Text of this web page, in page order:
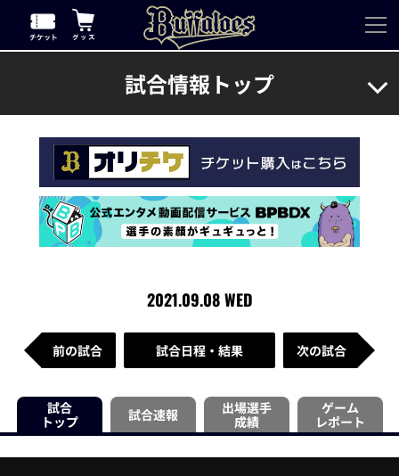
試合情報トップ
2021.09.08 WED
前の試合 試合日程・結果 次の試合
試合
トップ
試合速報
出場選手
成績
ゲーム
レポート